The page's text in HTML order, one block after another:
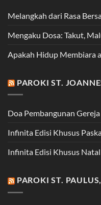
Melangkah dari Rasa
Mengaku Dosa: Takut,
Apakah Hidup Membiara
PAROKI ST.
Doa Pembangunan
Infinita Edisi Khusus
Infinita Edisi Khusus
PAROKI ST.